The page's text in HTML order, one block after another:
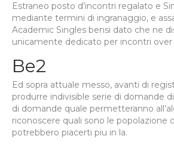
Estraneo posto d’incontri regalato e
mediante termini di ingranaggio, e
Academic Singles bensi dato che ne
unicamente dedicato per incontri over
Be2
Ed sopra attuale messo, avanti di
produrre indivisible serie di domande
di domande quale permetteranno
riconoscere quali sono le popolazione
potrebbero piacerti piu in la.